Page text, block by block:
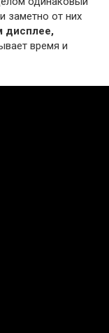
заметно от них
дисплее,
время и